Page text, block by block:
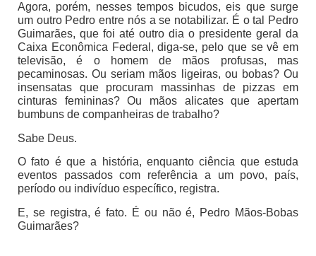
Agora, porém, nesses tempos bicudos, eis que surge
um outro Pedro entre nós a se notabilizar. É o tal Pedro
Guimarães, que foi até outro dia o presidente geral da
Caixa Econômica Federal, diga-se, pelo que se vê em
televisão, é o homem de mãos profusas, mas
pecaminosas. Ou seriam mãos ligeiras, ou bobas? Ou
insensatas que procuram massinhas de pizzas em
cinturas femininas? Ou mãos alicates que apertam
bumbuns de companheiras de trabalho?
Sabe Deus.
O fato é que a história, enquanto ciência que estuda
eventos passados com referência a um povo, país,
período ou indivíduo específico, registra.
E, se registra, é fato. É ou não é, Pedro Mãos-Bobas
Guimarães?